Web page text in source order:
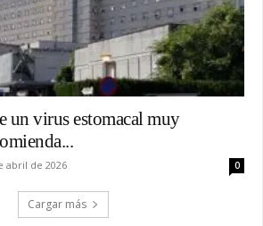
un virus estomacal muy
abril de 2026 0
Cargar más